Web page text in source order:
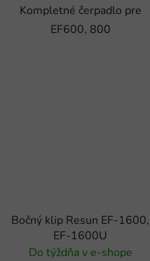
Kompletné čerpadlo pre
EF600, 800
Bočný klip Resun EF-1600,
EF-1600U
Do týždňa v e-shope